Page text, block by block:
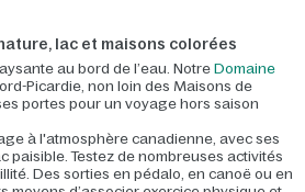
lac et maisons colorées
au bord de l’eau. Notre Domaine
Picardie, non loin des Maisons de
portes pour un voyage hors saison
à l'atmosphère canadienne, avec ses
paisible. Testez de nombreuses activités
Des sorties en pédalo, en canoë ou en